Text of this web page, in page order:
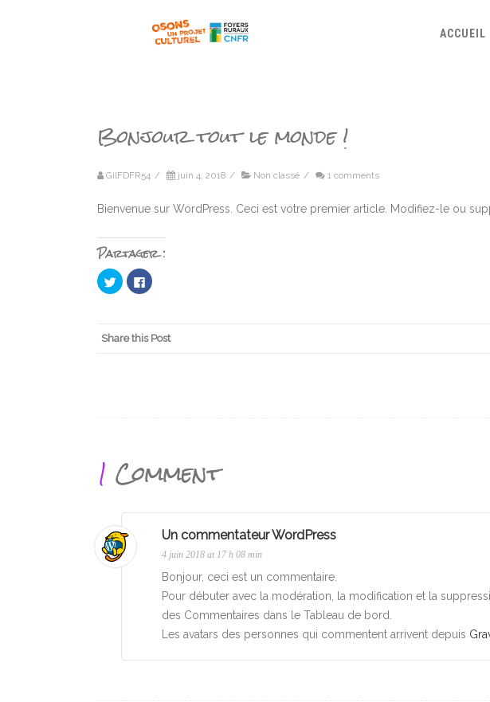
ACCUEIL
Bonjour tout le monde !
GilFDFR54 / juin 4, 2018 / Non classé / 1 comments
Bienvenue sur WordPress. Ceci est votre premier article. Modifiez-le ou
Partager :
Cliquez
pour
partager
une
nouvelle
Cliquez
pour
une
nouvelle
Share this Post
1 Comment
Un commentateur WordPress
4 juin 2018 at 17 h 08 min
Bonjour, ceci est un commentaire.
Pour débuter avec la modération, la modification et la
des Commentaires dans le Tableau de bord.
Les avatars des personnes qui commentent arrivent depuis